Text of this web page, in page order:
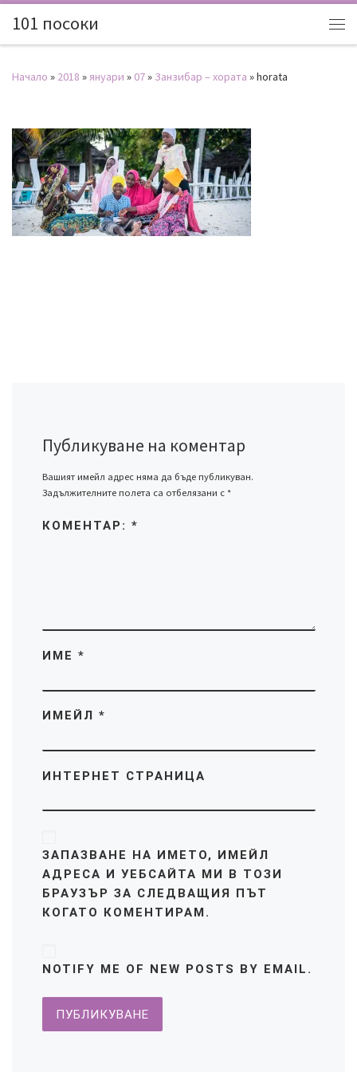
101 посоки
Начало » 2018 »януари » 07» Занзибар – хората »horata
Публикуване на коментар
Вашият имейл адрес няма да бъде публикуван.
Задължителните полета са отбелязани с *
КОМЕНТАР: *
ИМЕ *
ИМЕЙЛ *
ИНТЕРНЕТ СТРАНИЦА
ЗАПАЗВАНЕ НА ИМЕТО, ИМЕЙЛ
АДРЕСА И УЕБСАЙТА МИ В ТОЗИ
БРАУЗЪР ЗА СЛЕДВАЩИЯ ПЪТ
КОГАТО КОМЕНТИРАМ.
NOTIFY ME OF NEW POSTS BY EMAIL.